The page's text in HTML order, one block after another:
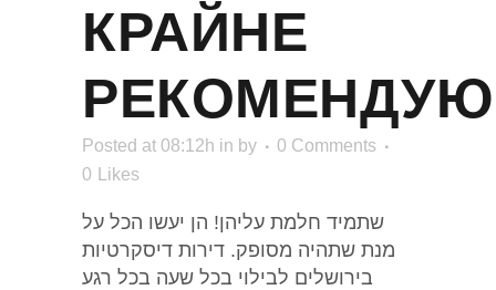
КРАЙНЕ
РЕКОМЕНДУЮ
Posted at 08:12h in by
0 Comments
0
Likes
שתמיד חלמת עליהן! הן יעשו הכל על
מנת שתהיה מסופק. דירות דיסקרטיות
בירושלים לבילוי בכל שעה בכל רגע